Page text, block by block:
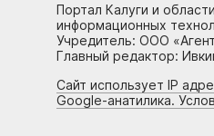
Портал Калуги и
информационных
Учредитель: ООО
Главный редактор:
Сайт использует IP
Google-анатилика.